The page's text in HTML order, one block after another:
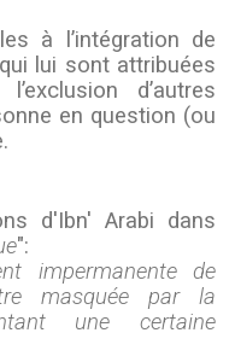
à l’intégration de
lui sont attribuées
d’autres
en question (ou
d'Ibn' Arabi dans
":
impermanente de
masquée par la
une certaine